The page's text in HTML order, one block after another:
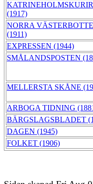
(1917)
NORRA
(1911)
EXPRESSEN (1944)
SMÅLANDSPOSTEN
MELLERSTA SKÅNE
ARBOGA TIDNING
BÄRGSLAGSBLADET
DAGEN (1945)
FOLKET (1906)